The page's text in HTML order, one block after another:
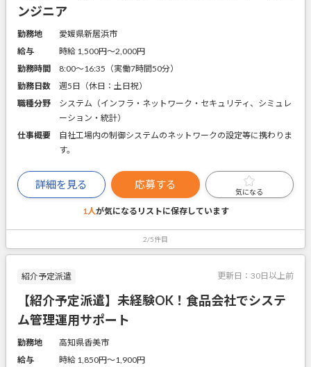
ンジニア
勤務地
愛媛県新居浜市
給与
時給 1,500円〜2,000円
勤務時間
8:00～16:35（実働7時間50分）
勤務日数
週5日（休日：土日祝）
職種分野
システム（インフラ・ネットワーク・セキュリティ、シミュレ
ーション・統計）
仕事概要
自社工場内の制御システムのネットワークの設定等に携わりま
す。
詳細を見る 応募する
気になる
1人が気になるリストに保存しています
2/5件目
紹介予定派遣 更新日： 30日以上前
【紹介予定派遣】未経験OK！食品会社でシステ
ム管理運用サポート
勤務地
高知県香美市
給与
時給 1,850円〜1,900円